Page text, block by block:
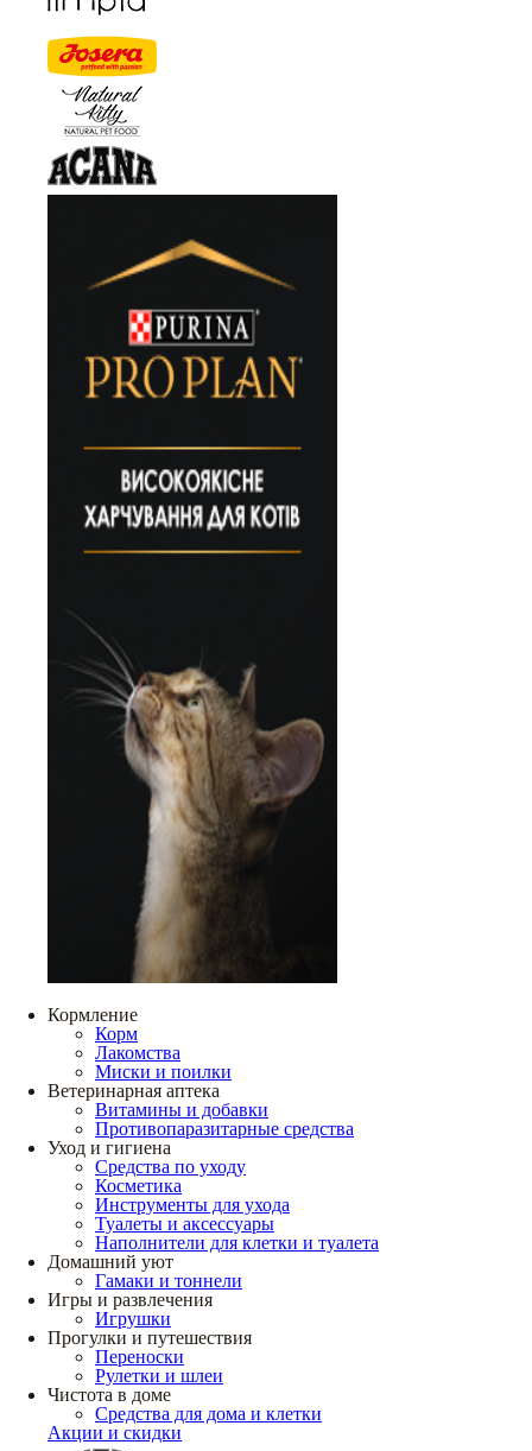
Кормление
Корм
Лакомства
Миски и поилки
Ветеринарная аптека
Витамины и добавки
Противопаразитарные средства
Уход и гигиена
Средства по уходу
Косметика
Инструменты для ухода
Туалеты и аксессуары
Наполнители для клетки и туалета
Домашний уют
Гамаки и тоннели
Игры и развлечения
Игрушки
Прогулки и путешествия
Переноски
Рулетки и шлеи
Чистота в доме
Средства для дома и клетки
Акции и скидки